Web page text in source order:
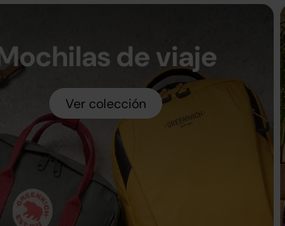
de viaje
Ver colección